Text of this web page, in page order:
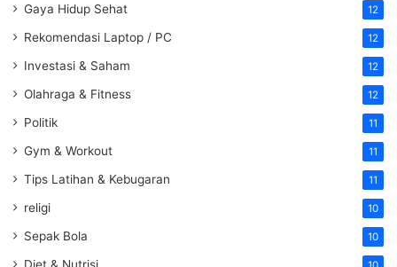
Gaya Hidup Sehat 12
Rekomendasi Laptop / PC 12
Investasi & Saham 12
Olahraga & Fitness 12
Politik 11
Gym & Workout 11
Tips Latihan & Kebugaran 11
religi 10
Sepak Bola 10
Diet & Nutrisi